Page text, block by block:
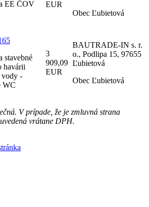
EE ČOV
EUR
Obec Ľubietová
stavebné
havárii
vody -
WC
3
909,09
EUR
BAUTRADE-IN s. r.
o., Podlipa 15, 97655
Ľubietová
Obec Ľubietová
V prípade, že je zmluvná strana
vrátane DPH.